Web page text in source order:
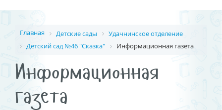
Главная Детские сады
Удачнинское отделение
Детский сад №46 "Сказка"
Информационная газета
Информационная
газета